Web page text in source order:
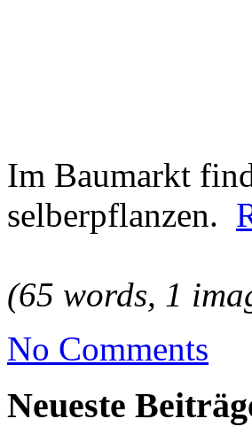
Im Baumarkt
selberpflanzen.
(65 words, 1
No Comments
Neueste